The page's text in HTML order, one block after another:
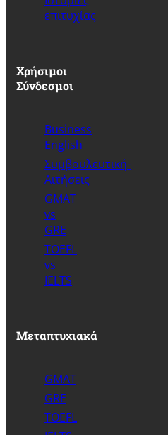
επιτυχίας
Χρήσιμοι
Σύνδεσμοι
Business
English
Συμβουλευτική-
Αιτήσεις
GMAT
vs
GRE
TOEFL
vs
IELTS
Μεταπτυχιακά
GMAT
GRE
TOEFL